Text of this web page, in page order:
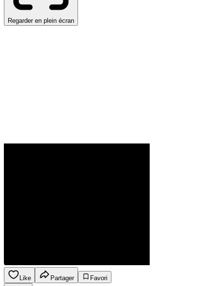
Regarder en plein écran
Like Partager
Favori